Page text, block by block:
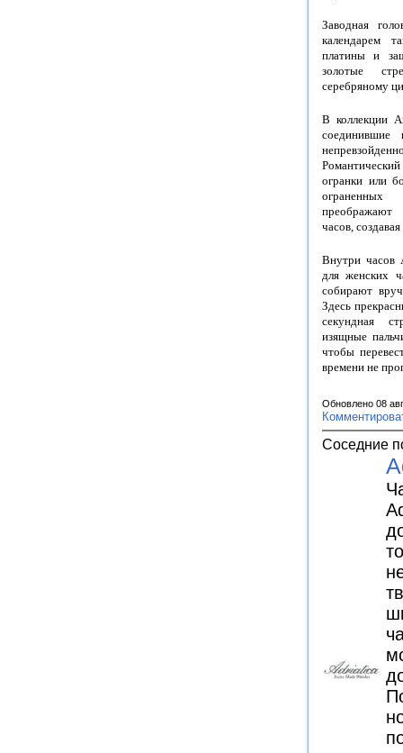
Заводная
календарем
платины и
золотые
серебряному
В коллекции
соединившие
огранки или
преображают
часов,
Внутри часов
для женских
собирают
Здесь
секундная
изящные
чтобы
времени не
Обновлено 08
Соседние